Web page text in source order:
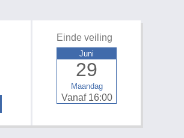
Einde veiling
Maandag
29
Juni
Vanaf 16:00